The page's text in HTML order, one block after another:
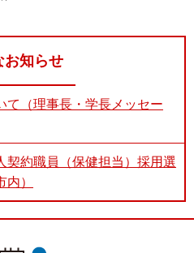
お知らせ
て（理事長・学長メッセー
契約職員（保健担当）採用選
）